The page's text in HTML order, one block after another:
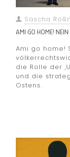
Sascha
AMI GO HOME! NEIN
Ami go home!
die Rolle der
und die
Ostens.